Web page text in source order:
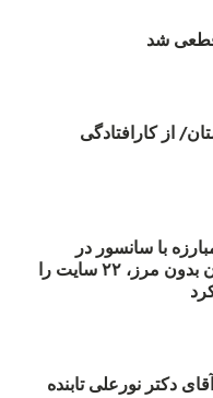
شد
از کارافتادگی
مبارزه با سانسور در
اینترنت: #آزادی هم‌آیند گزارشگران‌ بدون مرز، ۲۲ سایت را
دکتر نورعلی تابنده